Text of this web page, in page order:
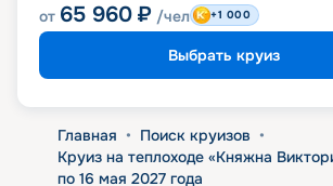
от 65 960 ₽ /чел +1 000
Выбрать круиз
Главная • Поиск круизов •
Круиз на теплоходе «Княжна
по 16 мая 2027 года